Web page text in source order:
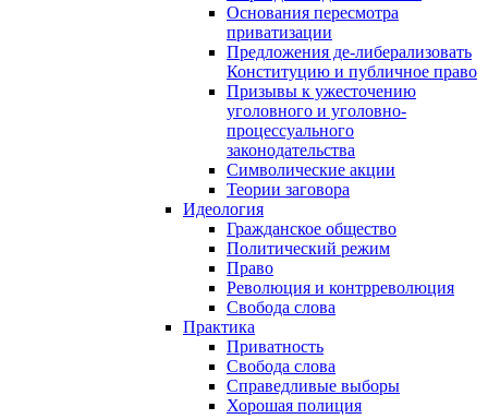
Основания пересмотра
приватизации
Предложения де-либерализовать
Конституцию и публичное право
Призывы к ужесточению
уголовного и уголовно-
процессуального
законодательства
Символические акции
Теории заговора
Идеология
Гражданское общество
Политический режим
Право
Революция и контрреволюция
Свобода слова
Практика
Приватность
Свобода слова
Справедливые выборы
Хорошая полиция